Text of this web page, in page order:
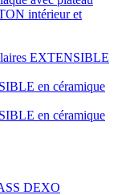
intérieur et
EXTENSIBLE
en céramique
en céramique
DEXO